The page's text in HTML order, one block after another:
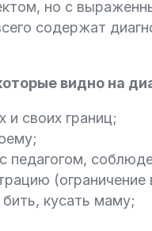
но с
содержат
видно на
своих границ;
педагогом,
кусать маму;